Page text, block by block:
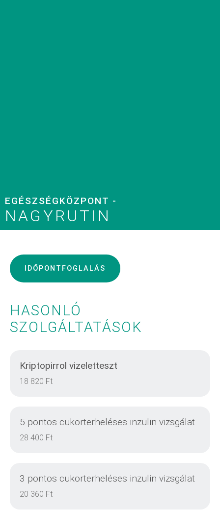
EGÉSZSÉGKÖZPONT -
NAGYRUTIN
IDŐPONTFOGLALÁS
HASONLÓ
SZOLGÁLTATÁSOK
Kriptopirrol vizeletteszt
18 820 Ft
5 pontos cukorterheléses inzulin vizsgálat
28 400 Ft
3 pontos cukorterheléses inzulin vizsgálat
20 360 Ft